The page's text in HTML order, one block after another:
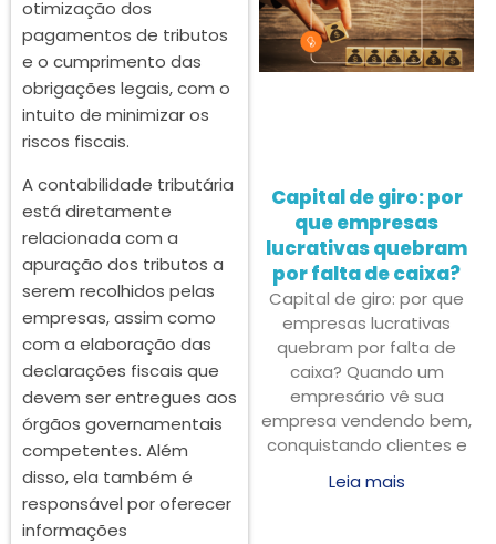
otimização dos
pagamentos de tributos
e o cumprimento das
obrigações legais, com o
intuito de minimizar os
riscos fiscais.
A contabilidade tributária
está diretamente
relacionada com a
apuração dos tributos a
serem recolhidos pelas
empresas, assim como
com a elaboração das
declarações fiscais que
devem ser entregues aos
órgãos governamentais
competentes. Além
disso, ela também é
responsável por oferecer
informações
Capital de giro: por
que empresas
lucrativas quebram
por falta de caixa?
Capital de giro: por que
empresas lucrativas
quebram por falta de
caixa? Quando um
empresário vê sua
empresa vendendo bem,
conquistando clientes e
Leia mais